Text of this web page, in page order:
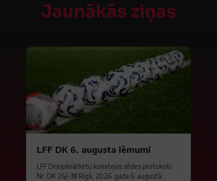
Jaunākās ziņas
LFF DK 6. augusta lēmumi
LFF Disciplinārlietu komitejas sēdes protokols
Nr. DK 26/-38 Rīgā, 2026. gada 6. augustā.